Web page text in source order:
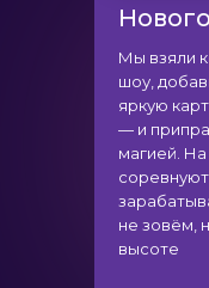
Мы взяли
шоу,
яркую
— и
магией.
не зовём,
высоте